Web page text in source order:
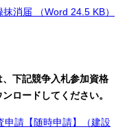
消届 （Word 24.5 KB）
下記競争入札参加資格
ロードしてください。
申請【随時申請】（建設